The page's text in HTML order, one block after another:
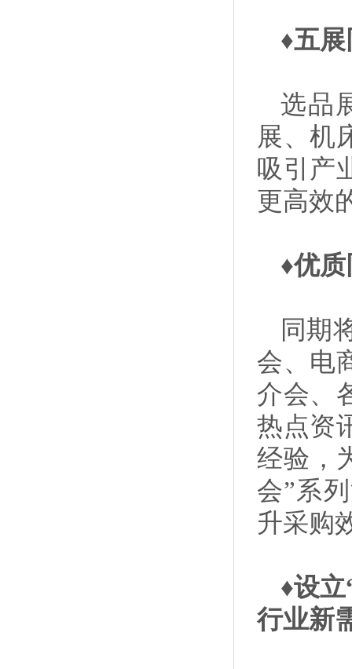
♦五
选品
展、机
吸引产
更高效
♦优
同期
会、电
介会、
热点资
经验，
会”系
升采购
♦设
行业新